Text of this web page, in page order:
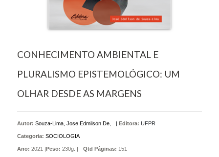
CONHECIMENTO AMBIENTAL E
PLURALISMO EPISTEMOLÓGICO: UM
OLHAR DESDE AS MARGENS
Autor: Souza-Lima, Jose Edmilson De, Editora: UFPR
Categoria: SOCIOLOGIA
Ano: 2021 | Peso: 230g. | Qtd Páginas: 151